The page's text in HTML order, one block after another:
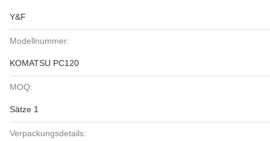
Y&F
Modellnummer:
KOMATSU PC120
MOQ:
Sätze 1
Verpackungsdetails: